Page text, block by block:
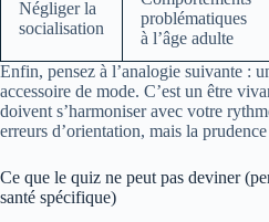
Négliger la
socialisation
problématiques
à l’âge adulte
Enfin, pensez à l’analogie suivante :
accessoire de mode. C’est un être
doivent s’harmoniser avec votre
erreurs d’orientation, mais la
Ce que le quiz ne peut pas deviner
santé spécifique)